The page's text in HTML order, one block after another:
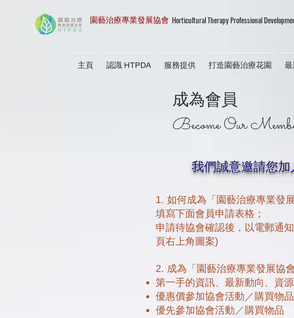
Horticultural Therapy Professional
園藝治療專業發展協會
主頁 認識 HTPDA 服務提供 打造園藝治療花園 最
成為會員
Become Our
我們誠意邀請您
1. 如何成為「園藝治療專業發
填寫下面會員申請表格；
申請待協會確認後，以電郵通
頁右上角圖案)
2. 成為「園藝治療專業發展協
第一手的資訊、最新動向、資
優惠價參加協會活動／購買物品
優先參加協會活動／購買物品